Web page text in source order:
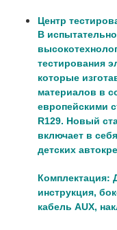
Центр
В
тестирования
которые
материалов в
европейскими
R129. Новый
включает в
детских
Комплектация:
инструкция,
кабель AUX,